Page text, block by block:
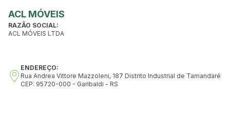
ACL MÓVEIS
RAZÃO SOCIAL:
ACL MÓVEIS LTDA
ENDEREÇO:
Rua Andrea Vittore Mazzoleni, 187 Distrito Industrial de Tamandaré
CEP: 95720-000 - Garibaldi - RS